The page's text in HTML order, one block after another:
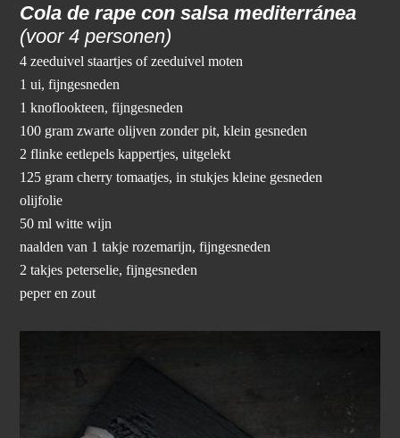
Cola de rape con salsa mediterránea
(voor 4 personen)
4 zeeduivel staartjes of zeeduivel moten
1 ui, fijngesneden
1 knoflookteen, fijngesneden
100 gram zwarte olijven zonder pit, klein gesneden
2 flinke eetlepels kappertjes, uitgelekt
125 gram cherry tomaatjes, in stukjes kleine gesneden
olijfolie
50 ml witte wijn
naalden van 1 takje rozemarijn, fijngesneden
2 takjes peterselie, fijngesneden
peper en zout